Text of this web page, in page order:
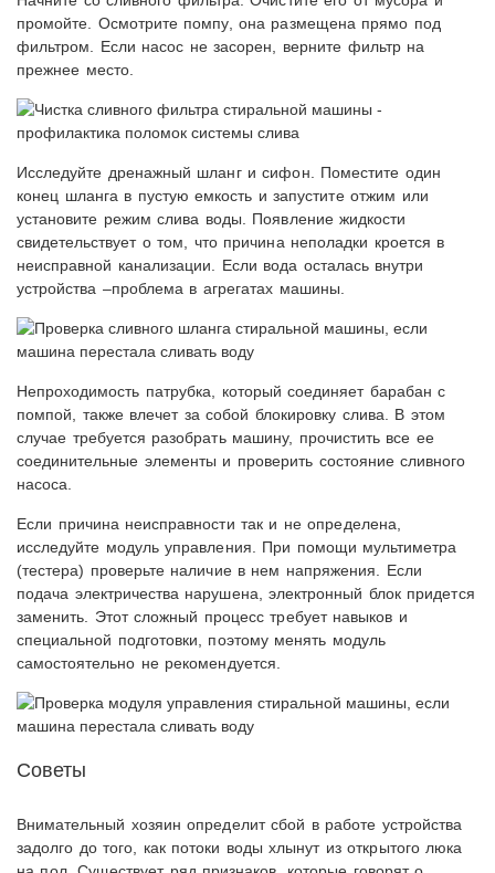
промойте. Осмотрите помпу, она размещена прямо под
фильтром. Если насос не засорен, верните фильтр на
прежнее место.
Исследуйте дренажный шланг и сифон. Поместите один
конец шланга в пустую емкость и запустите отжим или
установите режим слива воды. Появление жидкости
свидетельствует о том, что причина неполадки кроется в
неисправной канализации. Если вода осталась внутри
устройства –проблема в агрегатах машины.
Непроходимость патрубка, который соединяет барабан с
помпой, также влечет за собой блокировку слива. В этом
случае требуется разобрать машину, прочистить все ее
соединительные элементы и проверить состояние сливного
насоса.
Если причина неисправности так и не определена,
исследуйте модуль управления. При помощи мультиметра
(тестера) проверьте наличие в нем напряжения. Если
подача электричества нарушена, электронный блок придется
заменить. Этот сложный процесс требует навыков и
специальной подготовки, поэтому менять модуль
самостоятельно не рекомендуется.
Советы
Внимательный хозяин определит сбой в работе устройства
задолго до того, как потоки воды хлынут из открытого люка